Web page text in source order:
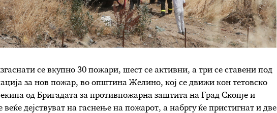
се вкупно 30 пожари, шест се активни, а три се ставени под
за нов пожар, во општина Желино, кој се движи кон тетовско
од Бригадата за противпожарна заштита на Град Скопје и
дејствуват на гаснење на пожарот, а набргу ќе пристигнат и две